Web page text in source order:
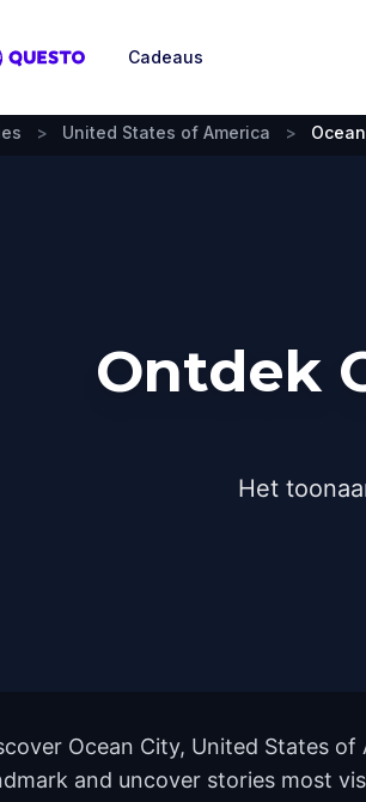
Cadeaus
> United States of America >
Ontdek
Het
Ocean City, United States
and uncover stories most